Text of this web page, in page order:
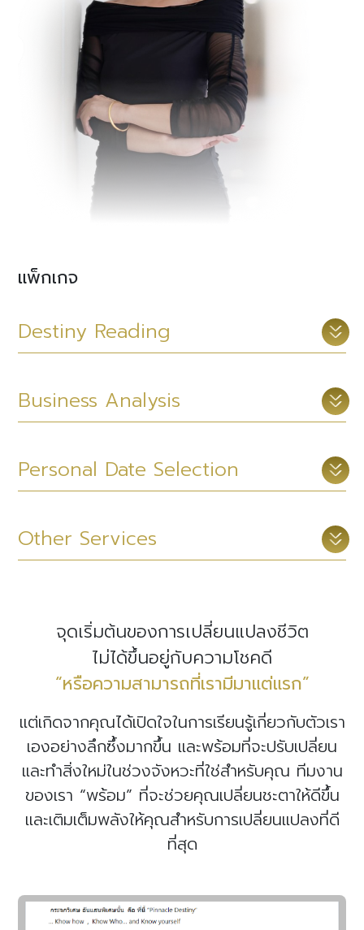
แพ็กเกจ
Destiny Reading
สแกนพรสวรรค์ ค้นหาศักยภาพที่ซ่อนเร้น
ช่วยคุณค้นหาตัวตน ความถนัด จุดได้เปรียบของ
คุณ เพิ่มอาวุธประจำตัวที่ซ่อนอยู่เพื่อให้คุณเติบโต
คนที่ส่งเสริม สนับสนุนคุณ และการนำพลังงานฮ
วงจุ้ยมาเสริมคุณแบบง่าย ๆ ที่ได้ผลลัพธ์จริง เรา
ที่ดีขึ้น นำคุณสู่ชีวิตที่ดีขึ้น
ค้นพบพรสวรรค์ลูกน้อย ปูทางสู่ความสุข
ไปยังพื้นฐานของนิสัยและความถนัดเพื่อต่อยอด
ส่งเสริมลูกรัก เราจะแนะนำทางเลือกในการเลี้ยงดู
ของพ่อแม่ลูก เพื่อให้เป็นทีมเดียวกันอย่างมีความ
สุข และส่งเสริมความคิดเห็นวิวัฒนาการของลูก
ลูกน้อยให้เหมาะสม ทั้งเรื่องความสามารถพิเศษ
ทักษะที่โดดเด่น ติดอาวุธประจำตัวให้ลูกน้อย รวม
ถึงสุขภาพและระบบภูมิคุ้มกัน
วิเคราะห์ดวงคู่ เพื่อสร้างความเข้าใจและความ
โหราศาสตร์จีน เรียนรู้พฤติกรรมและ ความ
ต้องการลึกซึ้งในระดับจิตใต้สำนึกของคู่รัก แนะนำ
สัมพันธ์ ซึ่งเป็นที่นิยมอย่าง แพร่หลายในต่าง
ประเทศ
วิเคราะห์ภาพรวมพลังงานประจำปีที่มีผลกระ
การวางแผนทิศทางด้านการเงินการงาน
ธุรกิจ เพื่อนำเสนอโอกาสในการเติบโตแบบก้าว
อย่างต่อเนื่อง เพื่อไม่ให้พลาดโอกาสต่าง ๆ รวม
ถึงลดความเสี่ยงที่อาจเกิดขึ้น นอกจากนี้ยังให้ฤกษ์
ผลลัพธ์จากลูกค้าของเราอย่างต่อเนื่อง
Business Analysis
วิเคราะห์และวางแผนธุรกิจด้วยโหราศาสตร์จีน
ใช้ในการพิชิตศึกใหญ่จนสำเร็จ และศาสตร์อี้จิง
ซึ่งเป็นศาสตร์จีนโบราณต้นกำเนิดวิชาฮวงจุ้ย มี
และนักปราชญ์เท่านั้น Pinnacle Destiny ช่วยให้
คุณสามารถวางแผนธุรกิจ และกลยุทธ์พิชิต คู่แข่ง
ได้แบบแม่นยำด้วยศาสตร์ที่นักธุรกิจระดับพันล้าน
หมื่นล้านให้ความไว้วางใจ
สนใจแพ็กเกจ
จัดทัพองค์กรด้วยโหราศาสตร์จีน คัดเลือก
ได้ ใช้คนเป็น” วิเคราะห์ศักยภาพ พนักงานและจัด
บทบาทที่เหมาะสมตามความถนัดที่ซ่อนอยู่ รวมถึง
สนใจแพ็กเกจ
ปรึกษาวางแผนแบรนด์ดิ้ง วิเคราะห์ชื่อ โลโก้
ปรึกษาและวางแผนการสร้างแบรนด์ธุรกิจ
จีน โดยให้คำปรึกษาเกี่ยวกับแนวทางการตั้งชื่อ
แบรนด์ชื่อธุรกิจ องค์ประกอบโลโก้ และสีมงคลที่
สนใจแพ็กเกจ
Personal Date Selection
วิเคราะห์และคัดสรรฤกษ์ยามที่ดีที่สุดสำหรับ
นำและนักธุรกิจ นิยมใช้บริการอย่างต่อเนื่องฤกษ์
ยามมงคล ฤกษ์เปิดกิจการ ฤกษ์ออกบูธ ฤกษ์
เจรจาสำคัญ ฤกษ์เซ็นสัญญา ฤกษ์ขึ้นบ้านใหม่
สนใจแพ็กเกจ
เทคนิคพิเศษ ที่ช่วยให้คุณไปสู่เป้าหมายได้เร็ว
โชค กระตุ้นด้านความสัมพันธ์ บุคคลช่วยเหลือสนัน
Other Services
สร้างแบรนด์และกระตุ้นยอดขาย
ยกระดับกลยุทธ์การตลาดด้วยพลังแห่งดวง
จีน! เราออกแบบและจัดกิจกรรมที่ช่วยให้แบรนด์
ที่แข็งแกร่งกับลูกค้าผ่านศาสตร์ดวงจีน ฮวงจุ้ย
และฤกษ์มงคล 🔹ดึงดูดลูกค้าเป้าหมายด้วย
กิจกรรมที่ออกแบบเฉพาะตามวันเดือนปีเกิด เสริม
ประสบการณ์ที่ตราตรึงใจ 🔹สร้างภาพลักษณ์ที่
แตกต่างใช้ศาสตร์ดวงจีนเป็นเครื่องมือทางการ
ตลาด เพิ่มความน่าสนใจให้กับแบรนด์ 🔹
จิตวิทยาลูกค้าและศาสตร์แห่งโชคชะตา 💡เหมาะ
สำหรับแบรนด์ที่ต้องการสร้างประสบการณ์ใหม่ให้
และขับเคลื่อนองค์กร
เปลี่ยนมุมมองการบริหารด้วยศาสตร์ดวงจีน
เชิงกลยุทธ์! หลักสูตรนี้ออกแบบมาเพื่อผู้บริหาร
ศักยภาพเชิงลึกของตนเองและทีมงาน ผ่านการ
วิเคราะห์จุดแข็ง จุดอ่อน และแนวทางพัฒนาที่
สอดคล้องกับธรรมชาติของแต่ละบุคคล🔹เสริม
ศักยภาพการตัดสินใจด้วยการใช้ดวงจีนเป็น
เครื่องมือในการวางแผนและบริหารองค์กร 🔹เพิ่ม
ประสิทธิภาพการบริหารทีมเข้าใจจุดแข็งของ
ประโยชน์สูงสุด 🔹สร้างความสามัคคีในองค์กร
ด้วยความเข้าใจเชิงลึกระหว่างผู้นำและทีมงาน 🔹
วิเคราะห์ทะเบียนรถมงคล Car Plate
สนใจแพ็กเกจ
ออกแบบเบอร์มงคล ที่เสริมดวงชะตา Phone
Number Analysis
สนใจแพ็กเกจ
วิเคราะห์เลขที่บ้าน คอนโด เลขมงคลที่ส่งเสริม
ดวงชะตาตามศาสตร์อี้จิง พร้อมแนะนำแนวทาง
สนใจแพ็กเกจ
จุดเริ่มต้นของการเปลี่ยนแปลงชีวิต
ไม่ได้ขึ้นอยู่กับความโชคดี
“หรือความสามารถที่เรามีมาแต่แรก”
แต่เกิดจากคุณได้เปิดใจในการเรียนรู้เกี่ยวกับตัวเรา
เองอย่างลึกซึ้งมากขึ้น และพร้อมที่จะปรับเปลี่ยน
และทำสิ่งใหม่ในช่วงจังหวะที่ใช่สำหรับคุณ ทีมงาน
ของเรา “พร้อม” ที่จะช่วยคุณเปลี่ยนชะตาให้ดีขึ้น
และเติมเต็มพลังให้คุณสำหรับการเปลี่ยนแปลงที่ดี
ที่สุด